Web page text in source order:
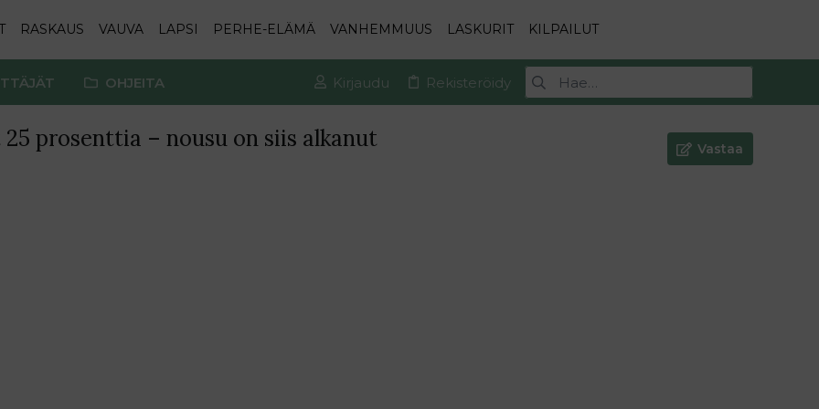
RASKAUS VAUVA LAPSI PERHE-ELÄMÄ VANHEMMUUS LASKURIT KILPAILUT
OHJEITA Kirjaudu Rekisteröidy
prosenttia – nousu on siis alkanut Vastaa